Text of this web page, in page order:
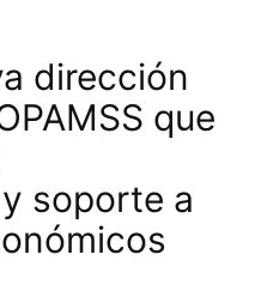
dirección
que
soporte a